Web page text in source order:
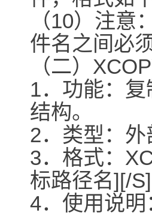
（10）注
件名之间必
（二）
1．功能：
结构。
2．类型：外
3．格式：
标路径名][/
4．使用说明